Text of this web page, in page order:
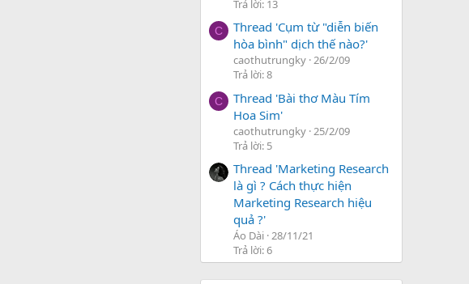
Trả lời: 13
C
Thread 'Cụm từ "diễn biến
hòa bình" dịch thế nào?'
caothutrungky 26/2/09
Trả lời: 8
C
Thread 'Bài thơ Màu Tím
Hoa Sim'
caothutrungky 25/2/09
Trả lời: 5
Thread 'Marketing Research
là gì ? Cách thực hiện
Marketing Research hiệu
quả ?'
Áo Dài 28/11/21
Trả lời: 6